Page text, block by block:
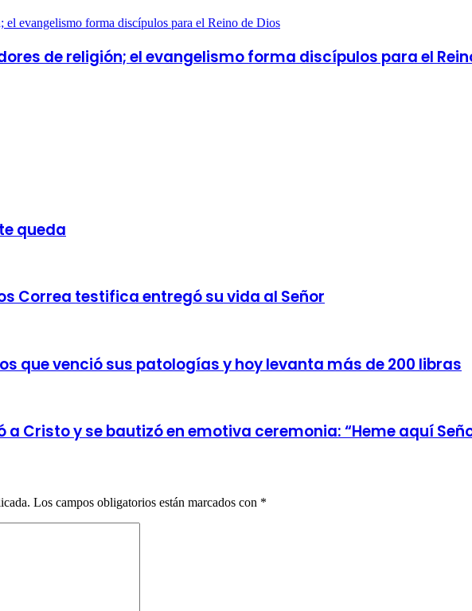
evangelismo forma discípulos para el Reino de Dios
de religión; el evangelismo forma discípulos para el
queda
Correa testifica entregó su vida al Señor
que venció sus patologías y hoy levanta más de 200 libras
a Cristo y se bautizó en emotiva ceremonia: “Heme aquí
Los campos obligatorios están marcados con *